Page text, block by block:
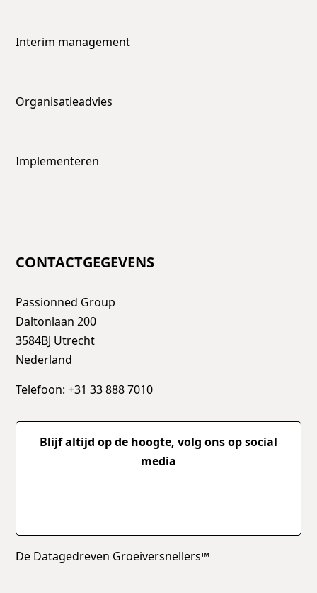
Interim management
Organisatieadvies
Implementeren
CONTACTGEGEVENS
Passionned Group
Daltonlaan 200
3584BJ Utrecht
Nederland
Telefoon: +31 33 888 7010
Blijf altijd op de hoogte, volg ons op social
media
De Datagedreven Groeiversnellers™